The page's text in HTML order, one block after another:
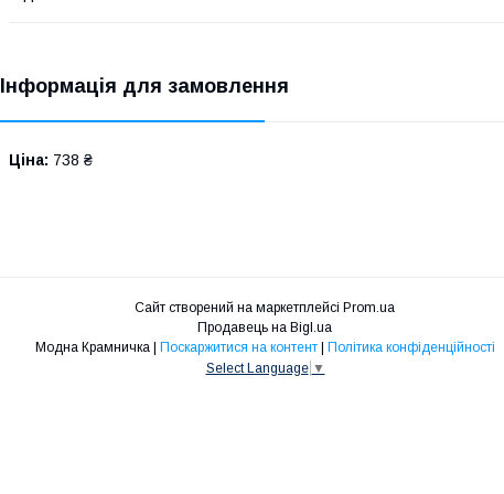
Інформація для замовлення
Ціна: 738 ₴
Сайт створений на маркетплейсі Prom.ua
Продавець на Bigl.ua
Модна Крамничка | Поскаржитися на контент | Політика конфіденційності
Select Language ▼